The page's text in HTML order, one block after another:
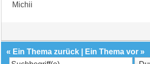
Michii
« Ein Thema zurück Ein Thema vor »